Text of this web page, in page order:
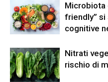
Microbiota
friendly”
cognitive
Nitrati
rischio di